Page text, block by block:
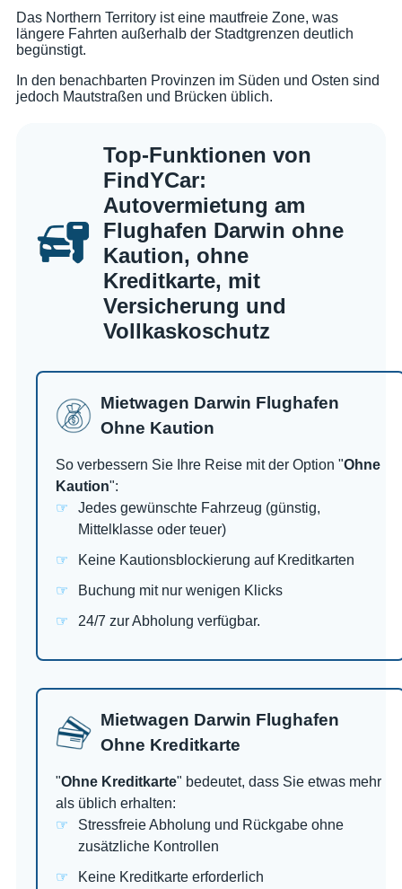
Das Northern Territory ist eine mautfreie Zone, was
längere Fahrten außerhalb der Stadtgrenzen deutlich
begünstigt.
In den benachbarten Provinzen im Süden und Osten sind
jedoch Mautstraßen und Brücken üblich.
Top-Funktionen von
FindYCar:
Autovermietung am
Flughafen Darwin ohne
Kaution, ohne
Kreditkarte, mit
Versicherung und
Vollkaskoschutz
Mietwagen Darwin Flughafen
Ohne Kaution
So verbessern Sie Ihre Reise mit der Option "Ohne
Kaution":
Jedes gewünschte Fahrzeug (günstig,
Mittelklasse oder teuer)
Keine Kautionsblockierung auf Kreditkarten
Buchung mit nur wenigen Klicks
24/7 zur Abholung verfügbar.
Mietwagen Darwin Flughafen
Ohne Kreditkarte
"Ohne Kreditkarte" bedeutet, dass Sie etwas mehr
als üblich erhalten:
Stressfreie Abholung und Rückgabe ohne
zusätzliche Kontrollen
Keine Kreditkarte erforderlich